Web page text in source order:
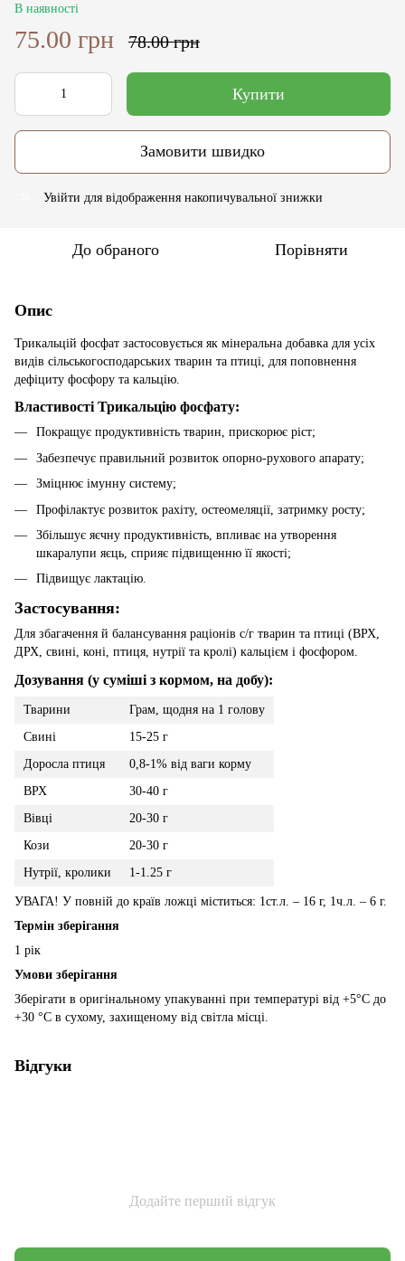
В наявності
75.00 грн 78.00 грн
Купити
Замовити швидко
Увійти для відображення накопичувальної знижки
До обраного Порівняти
Опис
Трикальцій фосфат застосовується як мінеральна добавка для усіх
видів сільськогосподарських тварин та птиці, для поповнення
дефіциту фосфору та кальцію.
Властивості Трикальцію фосфату:
Покращує продуктивність тварин, прискорює ріст;
Забезпечує правильний розвиток опорно-рухового апарату;
Зміцнює імунну систему;
Профілактує розвиток рахіту, остеомеляції, затримку росту;
Збільшує яєчну продуктивність, впливає на утворення
шкаралупи яєць, сприяє підвищенню її якості;
Підвищує лактацію.
Застосування:
Для збагачення й балансування раціонів с/г тварин та птиці (ВРХ,
ДРХ, свині, коні, птиця, нутрії та кролі) кальцієм і фосфором.
Дозування (у суміші з кормом, на добу):
Тварини
Грам, щодня на 1 голову
Свині
15-25 г
Доросла птиця
0,8-1% від ваги корму
ВРХ
30-40 г
Вівці
20-30 г
Кози
20-30 г
Нутрії, кролики
1-1.25 г
УВАГА! У повній до країв ложці міститься: 1ст.л. – 16 г, 1ч.л. – 6 г.
Термін зберігання
1 рік
Умови зберігання
Зберігати в оригінальному упакуванні при температурі від +5°C до
+30 °C в сухому, захищеному від світла місці.
Відгуки
Додайте перший відгук